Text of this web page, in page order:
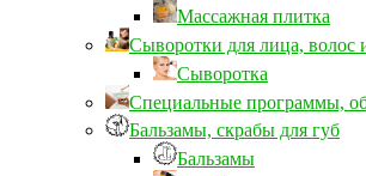
Массажная плитка
Сыворотки для лица, волос
Сыворотка
Специальные программы,
Бальзамы, скрабы для губ
Бальзамы